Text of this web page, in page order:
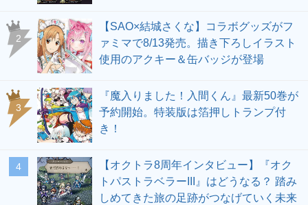
2
【SAO×結城さくな】コラボグッズがフ
ァミマで8/13発売。描き下ろしイラスト
使用のアクキー＆缶バッジが登場
3
『魔入りました！入間くん』最新50巻が
予約開始。特装版は箔押しトランプ付
き！
4
【オクトラ8周年インタビュー】『オク
トパストラベラーIII』はどうなる？ 踏み
しめてきた旅の足跡がつなげていく未来